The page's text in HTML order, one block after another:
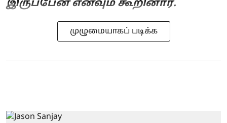
இருப்பேன் எனவும் கூறினார்.
முழுமையாகப் படிக்க